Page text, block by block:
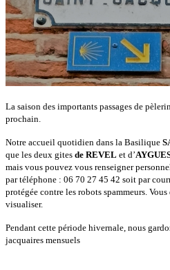
La saison des importants passages de
prochain.
Notre accueil quotidien dans la Basilique
que les deux gites de REVEL et d’
mais vous pouvez vous renseigner
par téléphone : 06 70 27 45 42 soit par
protégée contre les robots spammeurs.
visualiser.
Pendant cette période hivernale, nous
jacquaires mensuels